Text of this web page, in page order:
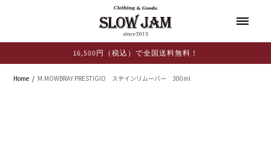
16,500円（税込）で全国送料無料！
Home M.MOWBRAY PRESTIGIO ステインリムーバー 300ml